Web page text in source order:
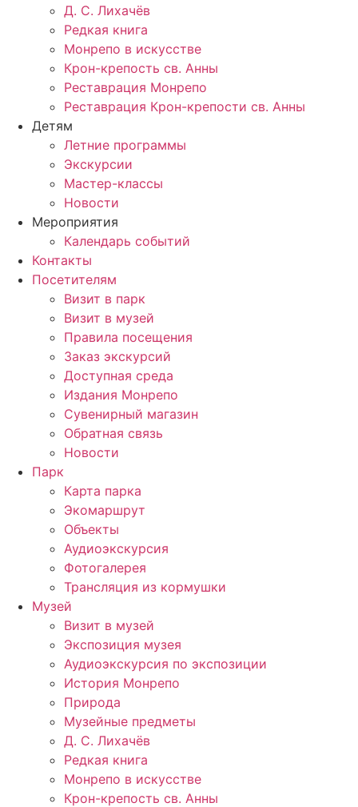
Д. С. Лихачёв
Редкая книга
Монрепо в искусстве
Крон-крепость св. Анны
Реставрация Монрепо
Реставрация Крон-крепости св. Анны
Детям
Летние программы
Экскурсии
Мастер-классы
Новости
Мероприятия
Календарь событий
Контакты
Посетителям
Визит в парк
Визит в музей
Правила посещения
Заказ экскурсий
Доступная среда
Издания Монрепо
Сувенирный магазин
Обратная связь
Новости
Парк
Карта парка
Экомаршрут
Объекты
Аудиоэкскурсия
Фотогалерея
Трансляция из кормушки
Музей
Визит в музей
Экспозиция музея
Аудиоэкскурсия по экспозиции
История Монрепо
Природа
Музейные предметы
Д. С. Лихачёв
Редкая книга
Монрепо в искусстве
Крон-крепость св. Анны